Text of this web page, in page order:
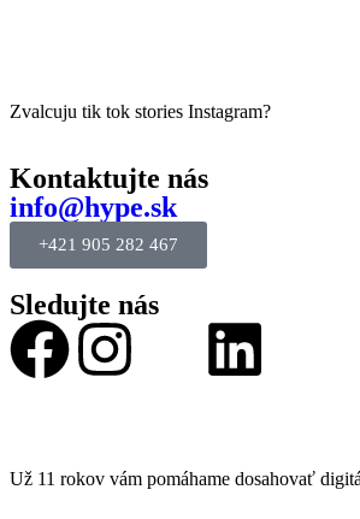
Zvalcuju tik tok stories Instagram?
Kontaktujte nás
info@hype.sk
+421 905 282 467
Sledujte nás
Už 11 rokov vám pomáhame dosahovať